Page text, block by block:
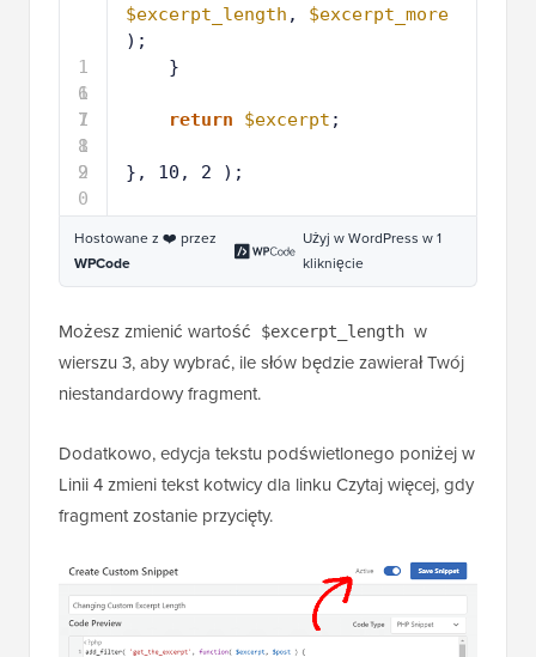
1
6
1
7
1
8
1
9
2
0
$excerpt_length , $excerpt_more
);
}
return $excerpt ;
}, 10, 2 );
Hostowane z ❤️ przez
WPCode
Użyj w WordPress w 1
kliknięcie
Możesz zmienić wartość $excerpt_length w
wierszu 3, aby wybrać, ile słów będzie zawierał Twój
niestandardowy fragment.
Dodatkowo, edycja tekstu podświetlonego poniżej w
Linii 4 zmieni tekst kotwicy dla linku Czytaj więcej, gdy
fragment zostanie przycięty.